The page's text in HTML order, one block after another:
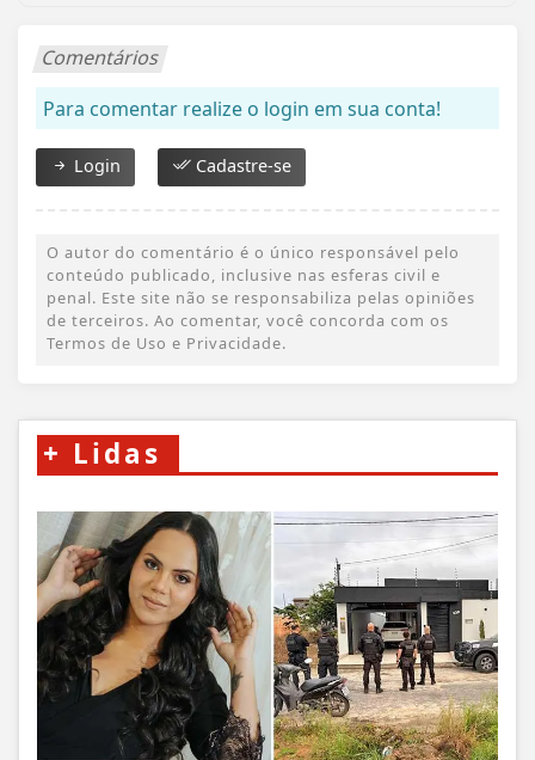
Comentários
Para comentar realize o login em sua conta!
Login Cadastre-se
O autor do comentário é o único responsável pelo
conteúdo publicado, inclusive nas esferas civil e
penal. Este site não se responsabiliza pelas opiniões
de terceiros. Ao comentar, você concorda com os
Termos de Uso e Privacidade.
+ Lidas